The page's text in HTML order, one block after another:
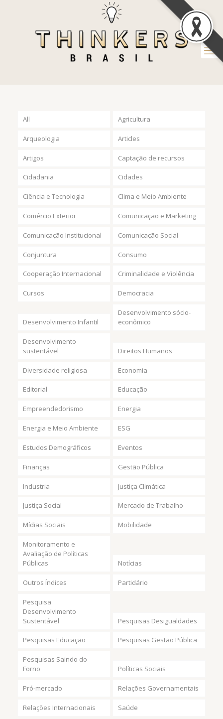
All Agricultura
Arqueologia Articles
Artigos Captação de recursos
Cidadania Cidades
Ciência e Tecnologia Clima e Meio Ambiente
Comércio Exterior Comunicação e Marketing
Comunicação Institucional Comunicação Social
Conjuntura Consumo
Cooperação Internacional Criminalidade e Violência
Cursos Democracia
Desenvolvimento Infantil
Desenvolvimento sócio-
econômico
Desenvolvimento
sustentável
Direitos Humanos
Diversidade religiosa Economia
Editorial Educação
Empreendedorismo Energia
Energia e Meio Ambiente ESG
Estudos Demográficos Eventos
Finanças Gestão Pública
Industria Justiça Climática
Justiça Social Mercado de Trabalho
Mídias Sociais Mobilidade
Monitoramento e
Avaliação de Políticas
Públicas
Notícias
Outros Índices Partidário
Pesquisa
Desenvolvimento
Sustentável
Pesquisas Desigualdades
Pesquisas Educação Pesquisas Gestão Pública
Pesquisas Saindo do
Forno
Políticas Sociais
Pró-mercado Relações Governamentais
Relações Internacionais Saúde